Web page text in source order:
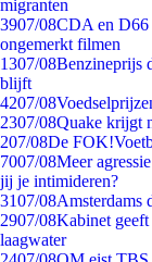
migranten
3907/08CDA en D66
ongemerkt filmen
1307/08Benzineprijs
blijft
4207/08
2307/08Quake krijgt
207/08De
7007/08Meer
jij je intimideren?
3107/08Amsterdams
2907/08Kabinet geeft
laagwater